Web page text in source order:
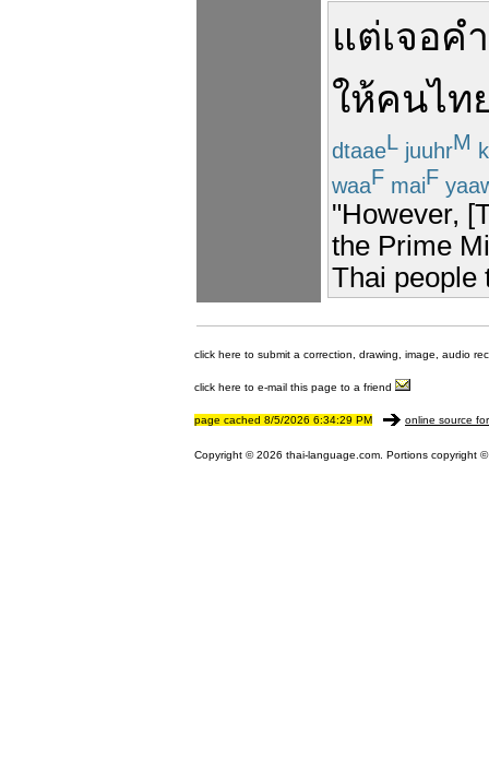
แต่เจอค
ให้คนไท
dtaaeL juuhrM
waaF maiF
"However,
the Prime
Thai people
click here to submit a correction, drawing, image, audio
click here to e-mail this page to a friend
page cached 8/5/2026 6:34:29 PM online source
Copyright © 2026 thai-language.com. Portions copyright